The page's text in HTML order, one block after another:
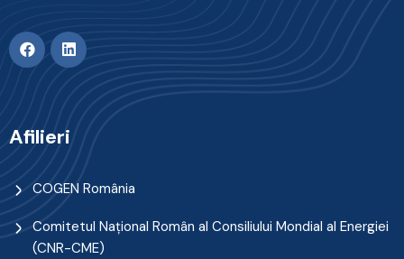
Afilieri
COGEN România
Comitetul Naţional Român al Consiliului Mondial al Energiei
(CNR-CME)